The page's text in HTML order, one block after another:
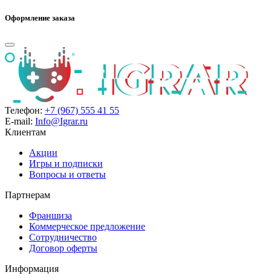
Оформление заказа
Телефон: +7 (967) 555 41 55
E-mail: Info@Igrar.ru
Клиентам
Акции
Игры и подписки
Вопросы и ответы
Партнерам
Франшиза
Коммерческое предложение
Сотрудничество
Договор оферты
Информация